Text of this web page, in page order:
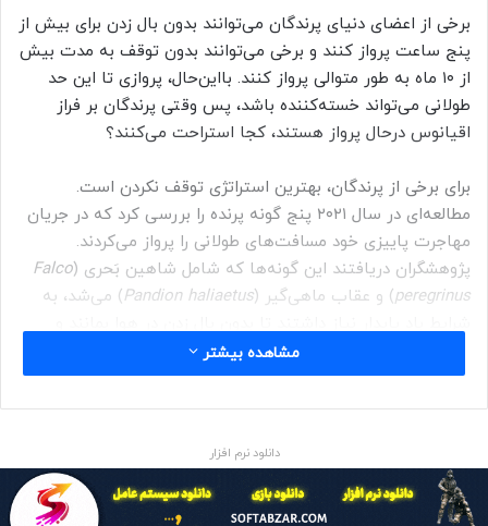
برخی از اعضای دنیای پرندگان می‌توانند بدون بال زدن برای بیش از
پنج ساعت پرواز کنند و برخی می‌توانند بدون توقف به مدت بیش
از ۱۰ ماه به طور متوالی پرواز کنند. با‌این‌حال، پروازی تا این حد
طولانی می‌تواند خسته‌کننده باشد، پس وقتی پرندگان بر فراز
اقیانوس درحال پرواز هستند، کجا استراحت می‌کنند؟
برای برخی از پرندگان، بهترین استراتژی توقف نکردن است.
مطالعه‌ای در سال ۲۰۲۱ پنج گونه پرنده را بررسی کرد که در جریان
مهاجرت پاییزی خود مسافت‌های طولانی را پرواز می‌کردند.
پژوهشگران دریافتند این گونه‌ها که شامل شاهین بَحری (Falco
peregrinus) و عقاب ماهی‌گیر (Pandion haliaetus) می‌شد، به
انرژی خود را برای سفرهای طولانی خود ذخیره کنند.
به‌گزارش آی‌اف‌ال ساینس، پژوهش جدیدی نشان داده است
بهترین شرابط باد و بالا رفتن بهره ببرند. این امر به آن‌ها کمک
می‌کند صدها کیلومتر پرواز کنند. تخمین زده می‌شود که دوهزار
گونه یا ۲۰ درصد از کل گونه‌های پرندگان در جهان به‌طور منظم
مشاهده بیشتر
دانلود نرم افزار